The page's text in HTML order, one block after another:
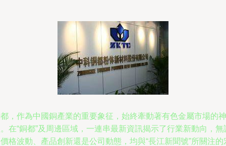
，作為中國銅產業的重要象征，始終牽動著有色金屬市場的神
在“銅都”及周邊區域，一連串最新資訊揭示了行業新動向，無
格波動、產品創新還是公司動態，均與“長江新聞號”所關注的